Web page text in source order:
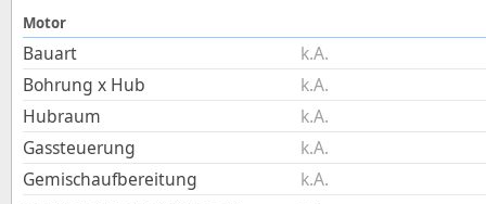
Motor
Bauart
k.A.
Bohrung x Hub
k.A.
Hubraum
k.A.
Gassteuerung
k.A.
Gemischaufbereitung
k.A.